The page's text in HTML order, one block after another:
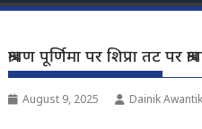
श्रावण पूर्णिमा पर शिप्रा तट पर
August 9, 2025 Dainik